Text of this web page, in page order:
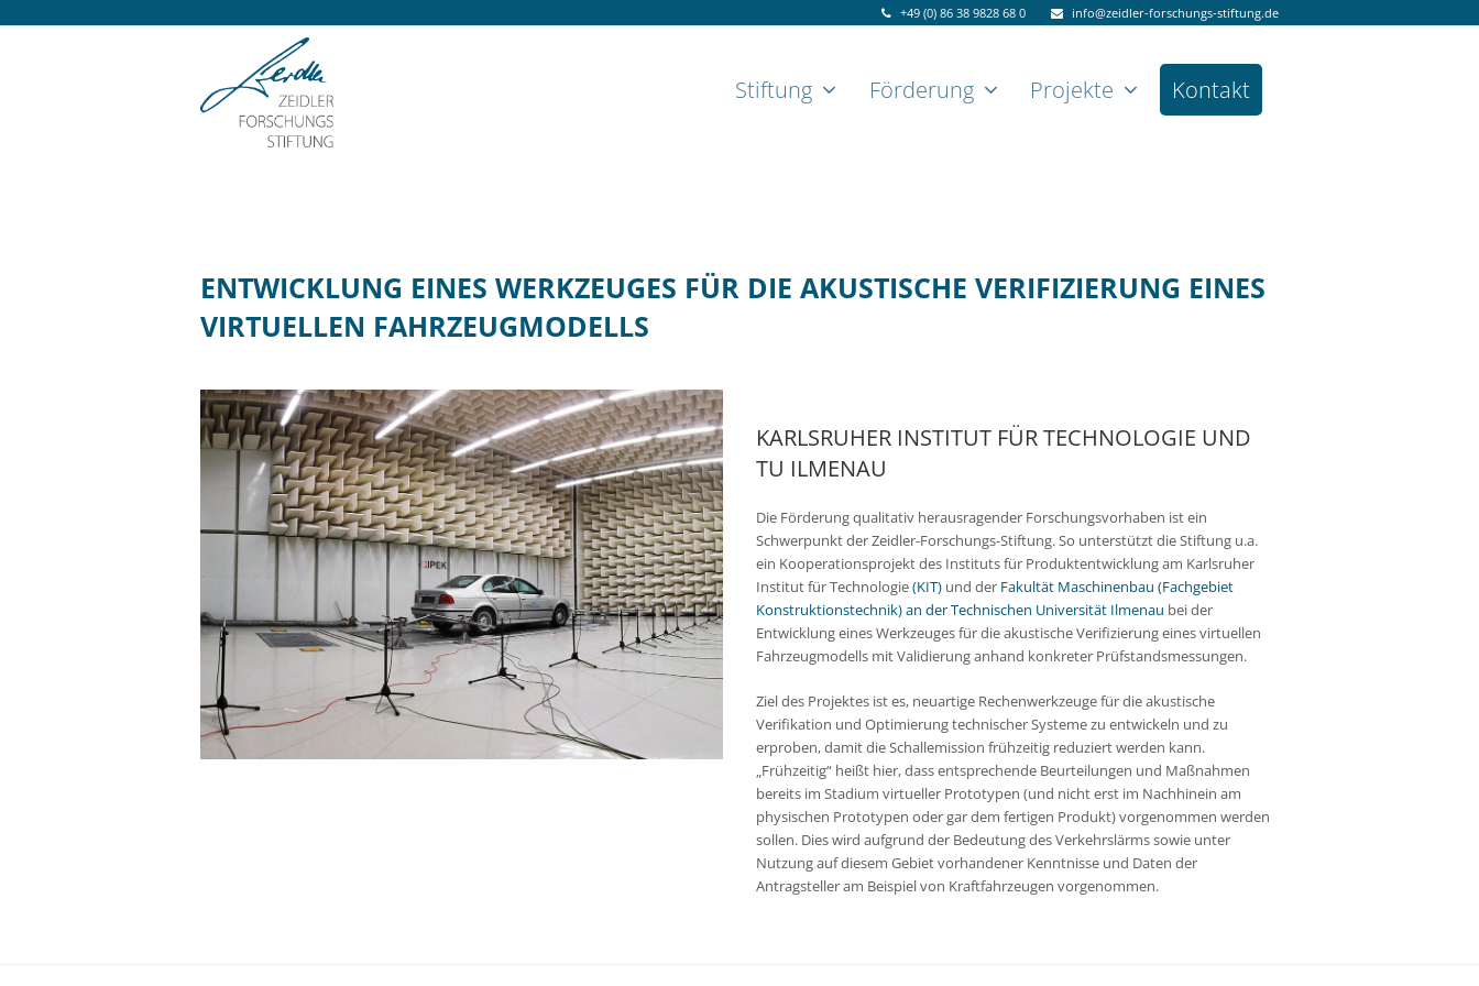
+49 (0) 86 38 9828 68 0 info@zeidler-forschungs-stiftung.de
Stiftung Förderung Projekte Kontakt
ENTWICKLUNG EINES WERKZEUGES FÜR DIE AKUSTISCHE VERIFIZIERUNG EINES
VIRTUELLEN FAHRZEUGMODELLS
KARLSRUHER INSTITUT FÜR TECHNOLOGIE UND
TU ILMENAU
Die Förderung qualitativ herausragender Forschungsvorhaben ist ein
Schwerpunkt der Zeidler-Forschungs-Stiftung. So unterstützt die Stiftung u.a.
ein Kooperationsprojekt des Instituts für Produktentwicklung am Karlsruher
Institut für Technologie(KIT) und der Fakultät Maschinenbau (Fachgebiet
Konstruktionstechnik) an der Technischen Universität Ilmenau bei der
Entwicklung eines Werkzeuges für die akustische Verifizierung eines virtuellen
Fahrzeugmodells mit Validierung anhand konkreter Prüfstandsmessungen.
Ziel des Projektes ist es, neuartige Rechenwerkzeuge für die akustische
Verifikation und Optimierung technischer Systeme zu entwickeln und zu
erproben, damit die Schallemission frühzeitig reduziert werden kann.
„Frühzeitig“ heißt hier, dass entsprechende Beurteilungen und Maßnahmen
bereits im Stadium virtueller Prototypen (und nicht erst im Nachhinein am
physischen Prototypen oder gar dem fertigen Produkt) vorgenommen werden
sollen. Dies wird aufgrund der Bedeutung des Verkehrslärms sowie unter
Nutzung auf diesem Gebiet vorhandener Kenntnisse und Daten der
Antragsteller am Beispiel von Kraftfahrzeugen vorgenommen.